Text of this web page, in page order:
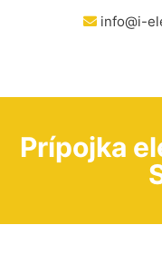
info@i-
Prípojka